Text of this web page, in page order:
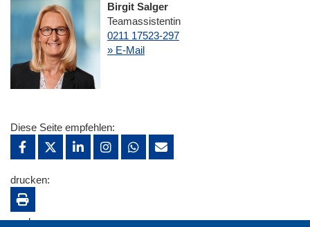
Birgit Salger
Teamassistentin
0211 17523-297
» E-Mail
Diese Seite empfehlen:
drucken:
merken: